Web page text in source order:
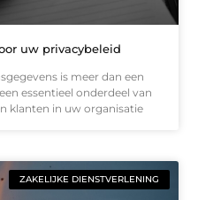
uw privacybeleid
is meer dan een
essentieel onderdeel van
klanten in uw organisatie
ZAKELIJKE DIENSTVERLENING